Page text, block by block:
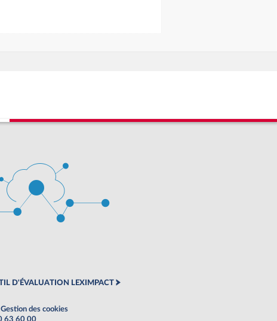
D'ÉVALUATION LEXIMPACT
Gestion des cookies
63 60 00